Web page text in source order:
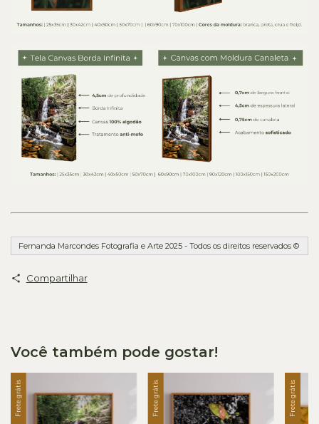
Fernanda Marcondes Fotografia e Arte 2025 - Todos os direitos reservados ©
Compartilhar
Você também pode gostar!
Frete grátis Frete grátis Frete grátis